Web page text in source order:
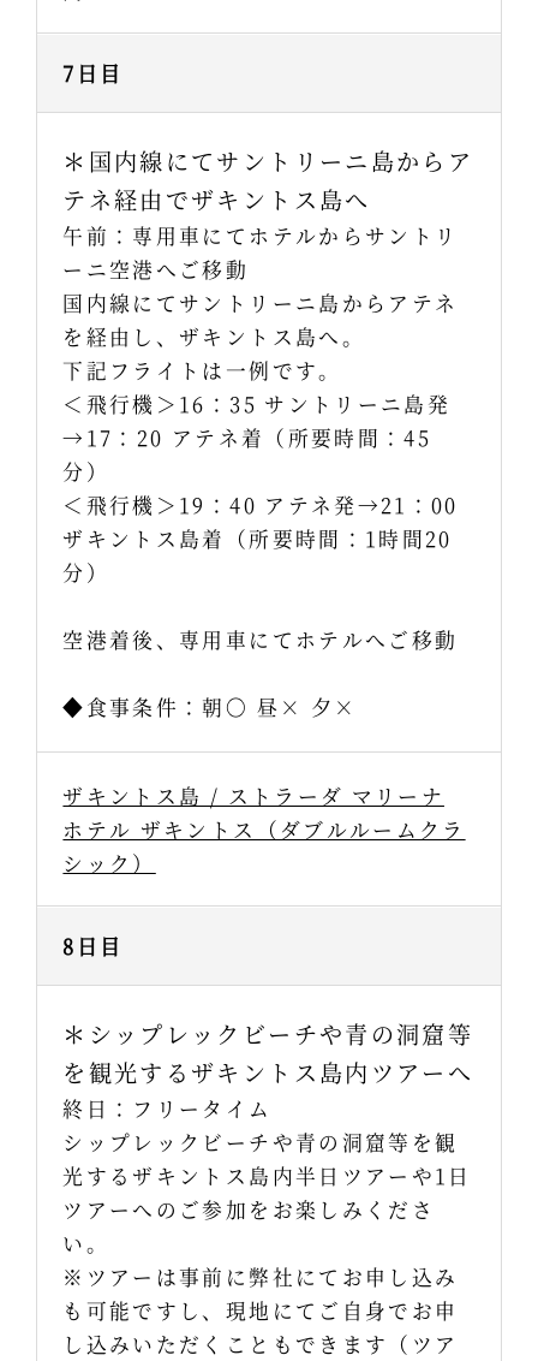
7日目
＊国内線にてサントリーニ島からア
テネ経由でザキントス島へ
午前：専用車にてホテルからサントリ
ーニ空港へご移動
国内線にてサントリーニ島からアテネ
を経由し、ザキントス島へ。
下記フライトは一例です。
＜飛行機＞16：35 サントリーニ島発
→17：20 アテネ着（所要時間：45
分）
＜飛行機＞19：40 アテネ発→21：00
ザキントス島着（所要時間：1時間20
分）
空港着後、専用車にてホテルへご移動
◆食事条件：朝〇 昼× 夕×
ザキントス島 / ストラーダ マリーナ
ホテル ザキントス（ダブルルームクラ
シック）
8日目
＊シップレックビーチや青の洞窟等
を観光するザキントス島内ツアーへ
終日：フリータイム
シップレックビーチや青の洞窟等を観
光するザキントス島内半日ツアーや1日
ツアーへのご参加をお楽しみくださ
い。
※ツアーは事前に弊社にてお申し込み
も可能ですし、現地にてご自身でお申
し込みいただくこともできます（ツア